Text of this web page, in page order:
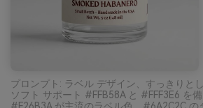
プロンプト: ラベル デザイン、すっきりと
ソフト サポート #FFB58A と #FFF3E6 を